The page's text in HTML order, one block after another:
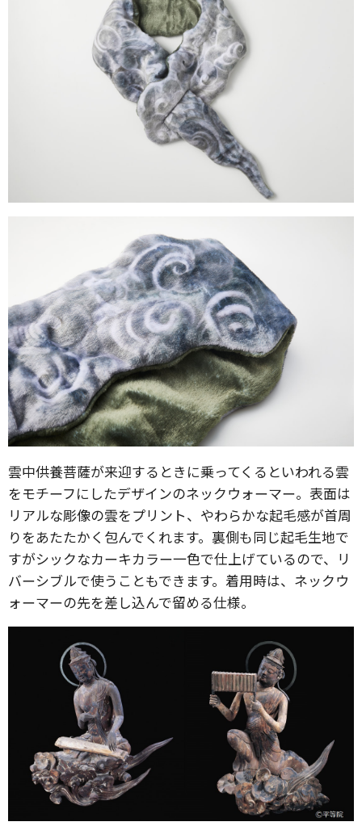
雲中供養菩薩が来迎するときに乗ってくるといわれる雲
をモチーフにしたデザインのネックウォーマー。表面は
リアルな彫像の雲をプリント、やわらかな起毛感が首周
りをあたたかく包んでくれます。裏側も同じ起毛生地で
すがシックなカーキカラー一色で仕上げているので、リ
バーシブルで使うこともできます。着用時は、ネックウ
ォーマーの先を差し込んで留める仕様。